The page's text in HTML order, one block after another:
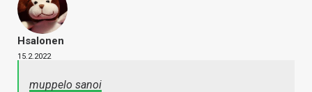
Hsalonen
15.2.2022
muppelo sanoi